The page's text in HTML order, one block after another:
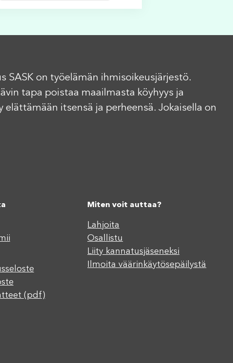
SASK on työelämän ihmisoikeusjärjestö.
tapa poistaa maailmasta köyhyys ja
itsensä ja perheensä. Jokaisella on
(pdf)
Miten voit auttaa?
Lahjoita
Osallistu
Liity kannatusjäseneksi
Ilmoita väärinkäytösepäilystä